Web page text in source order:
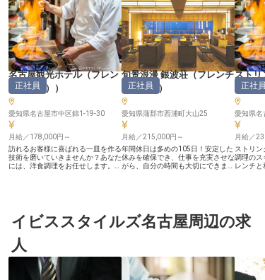
名古屋観光ホテル（フレン
チ（洋食）
）
正社員
愛知県名古屋市中区錦1-19-30
月給／178,000円～
訪れるお客様に喜ばれる一皿を作る
技術を磨いていきませんか？あなた
には、洋食調理をお任せします。昇
観光ホテル」。施設内のレストラン
＆バーでは、日本料理、中国料理な
にも空間にもこだわった演出で提供
しています。※この求人は2024年2
月27日時点の情報です
旬景浪漫 銀波荘（フレンチ
（洋食） ）
正社員
愛知県蒲郡市西浦町大山25
月給／215,000円～
年間休日は多めの105日！安定した
休みを確保でき、仕事を充実させな
がら、自分の時間も大切にできま
あり！旬景浪漫銀波荘は、三河湾の
絶景と天然温泉が自慢の宿。館内の
時点の情報です
ストリ
（フレ
正社員
愛知県名
月給／
ストリン
調理のス
レンチと
作りま
時点の情
イビススタイルズ名古屋周辺の求
人